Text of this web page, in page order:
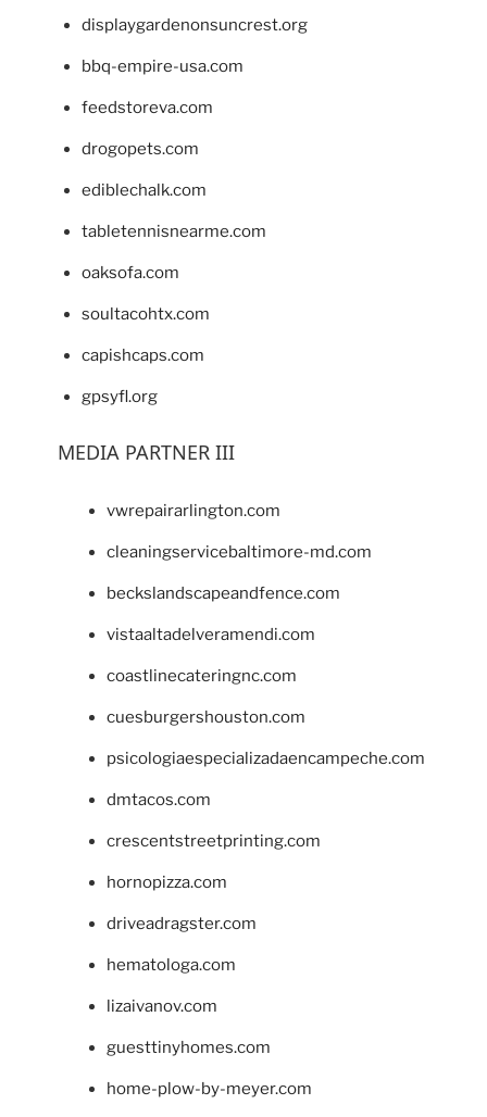
displaygardenonsuncrest.org
bbq-empire-usa.com
feedstoreva.com
drogopets.com
ediblechalk.com
tabletennisnearme.com
oaksofa.com
soultacohtx.com
capishcaps.com
gpsyfl.org
MEDIA PARTNER III
vwrepairarlington.com
cleaningservicebaltimore-md.com
beckslandscapeandfence.com
vistaaltadelveramendi.com
coastlinecateringnc.com
cuesburgershouston.com
psicologiaespecializadaencampeche.com
dmtacos.com
crescentstreetprinting.com
hornopizza.com
driveadragster.com
hematologa.com
lizaivanov.com
guesttinyhomes.com
home-plow-by-meyer.com